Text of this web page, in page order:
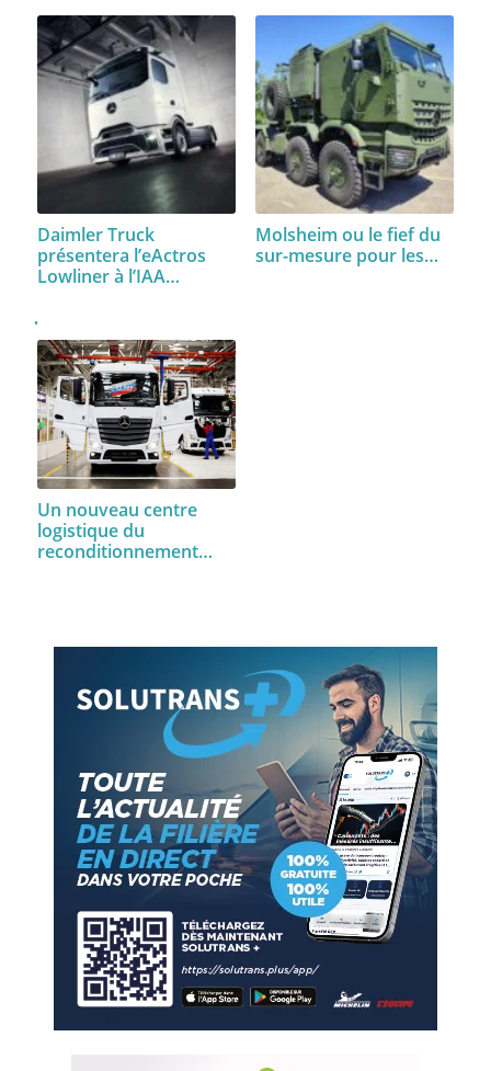
Daimler Truck
présentera l’eActros
Lowliner à l’IAA…
Molsheim ou le fief du
sur-mesure pour les…
Un nouveau centre
logistique du
reconditionnement…